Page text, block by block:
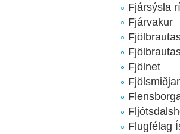
Fjársýsla
Fjárvakur
Fjölnet
Flugfélag